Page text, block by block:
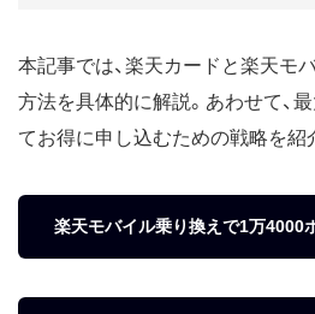
本記事では、楽天カードと楽天モ
方法を具体的に解説。あわせて、
てお得に申し込むための戦略を紹
楽天モバイル乗り換えで1万4000